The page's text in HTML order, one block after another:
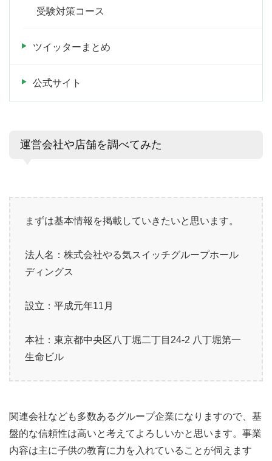
受験対策コース
ツイッターまとめ
公式サイト
運営会社や店舗を調べてみた
まずは基本情報を掲載していきたいと思います。
法人名：株式会社やる気スイッチグループホール
ディングス
設立：平成元年11月
本社：東京都中央区八丁堀二丁目24-2 八丁堀第一
生命ビル
関連会社なども多数あるグループ企業になりますので、基
盤的な信頼性は高いと考えてよろしいかと思います。事業
内容は主に子供の教育に力を入れていることが伺えます